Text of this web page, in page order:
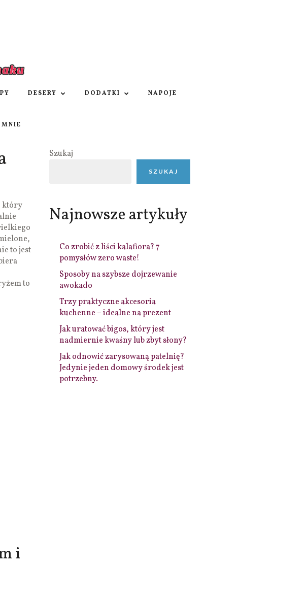
DESERY DODATKI NAPOJE
MNIE
który
to jest
to
i
Szukaj
SZUKAJ
Najnowsze artykuły
Co zrobić z liści kalafiora? 7
pomysłów zero waste!
Sposoby na szybsze dojrzewanie
awokado
Trzy praktyczne akcesoria
kuchenne – idealne na prezent
Jak uratować bigos, który jest
nadmiernie kwaśny lub zbyt słony?
Jak odnowić zarysowaną patelnię?
Jedynie jeden domowy środek jest
potrzebny.